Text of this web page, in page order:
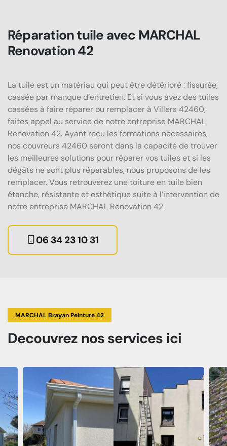
Réparation tuile avec MARCHAL
Renovation 42
La tuile est un matériau qui peut être détérioré : fissurée,
cassée par manque d’entretien. Et si vous avez des tuiles
cassées à faire réparer ou remplacer à Villers 42460,
faites appel au service de notre entreprise MARCHAL
Renovation 42. Ayant reçu les formations nécessaires,
nos couvreurs 42460 seront dans la capacité de trouver
les meilleures solutions pour réparer vos tuiles et si les
dégâts ne sont plus réparables, nous proposons de les
remplacer. Vous retrouverez une toiture en tuile bien
étanche, résistante et esthétique suite à l’intervention de
notre entreprise MARCHAL Renovation 42.
06 34 23 10 31
MARCHAL Brayan Peinture 42
Decouvrez nos services ici